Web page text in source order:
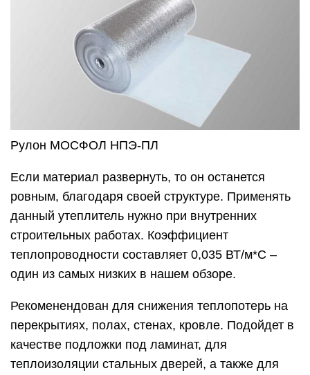
Рулон МОСФОЛ НПЭ-ПЛ
Если материал развернуть, то он останется
ровным, благодаря своей структуре. Применять
данный утеплитель нужно при внутренних
строительных работах. Коэффициент
теплопроводности составляет 0,035 ВТ/м*С –
один из самых низких в нашем обзоре.
Рекоменендован для снижения теплопотерь на
перекрытиях, полах, стенах, кровле. Подойдет в
качестве подложки под ламинат, для
теплоизоляции стальных дверей, а также для